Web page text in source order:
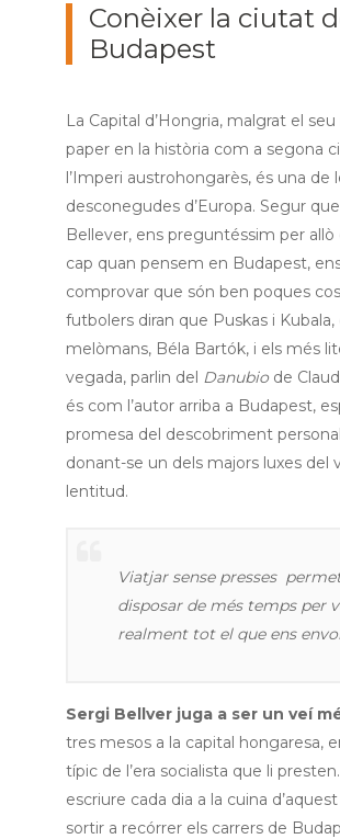
Conèixer la ciutat
Budapest
La Capital d’Hongria, malgrat el
paper en la història com a segona
l’Imperi austrohongarès, és una de
desconegudes d’Europa. Segur
Bellever, ens preguntéssim per allò
cap quan pensem en Budapest,
comprovar que són ben poques
futbolers diran que Puskas i Kubala,
melòmans, Béla Bartók, i els més
vegada, parlin del Danubiode
és com l’autor arriba a Budapest,
promesa del descobriment
donant-se un dels majors luxes del
lentitud.
Viatjar sense presses
disposar de més temps per
realment tot el que ens
Sergi Bellver juga a ser un veí
tres mesos a la capital hongaresa,
típic de l’era socialista que li
escriure cada dia a la cuina
sortir a recórrer els carrers de